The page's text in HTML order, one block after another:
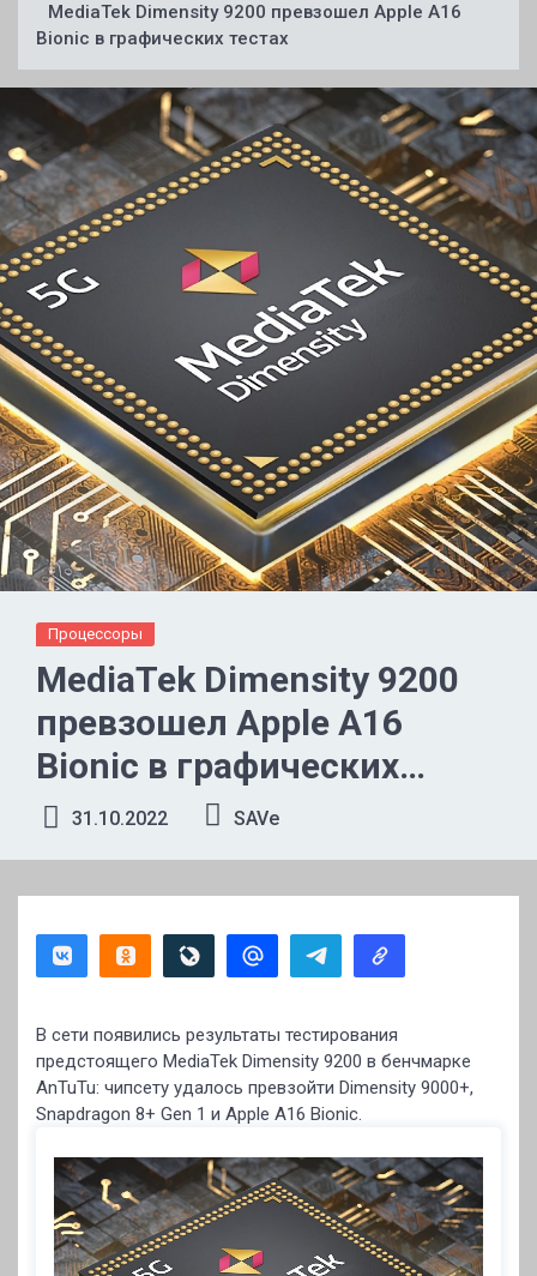
MediaTek Dimensity 9200 превзошел Apple A16
Bionic в графических тестах
Процессоры
MediaTek Dimensity 9200
превзошел Apple A16
Bionic в графических
тестах
31.10.2022 SAVe
В сети появились результаты тестирования
предстоящего MediaTek Dimensity 9200 в бенчмарке
AnTuTu: чипсету удалось превзойти Dimensity 9000+,
Snapdragon 8+ Gen 1 и Apple A16 Bionic.